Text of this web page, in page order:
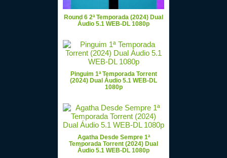
Round 6 2ª Temporada (2024) Dual
Áudio 5.1 WEB-DL 1080p
Pinguim 1ª Temporada Torrent
(2024) Dual Áudio 5.1 WEB-DL
1080p
Agatha Desde Sempre 1ª
Temporada Torrent (2024) Dual
Áudio 5.1 WEB-DL 1080p